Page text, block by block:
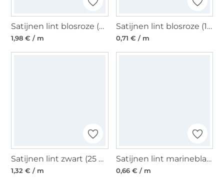
Satijnen lint blosroze (40 mm)
1,98 € / m
Satijnen lint blosroze (10 mm)
0,71 € / m
Satijnen lint zwart (25 mm)
1,32 € / m
Satijnen lint marineblauw (6 mm)
0,66 € / m